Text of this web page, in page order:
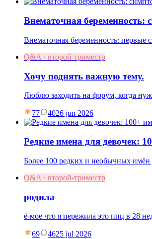
Внематочная
Внематочная беременность:
Q&A · второй-триместр
Хочу поднять важную тему.
Люблю заходить на форум, когда
77 4026 jun 2026
Редкие имена для девочек:
Более 100 редких и необычных имён
Q&A · второй-триместр
родила
ё-мое что я пережила это ппц в 28
69 4625 jul 2026